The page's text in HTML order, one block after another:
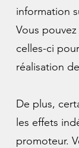
information
Vous
celles-ci
réalisation
De plus,
les effets
promoteur.